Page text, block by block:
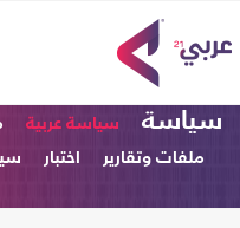
سياسة سياسة عربية
ملفات وتقارير
اختبار